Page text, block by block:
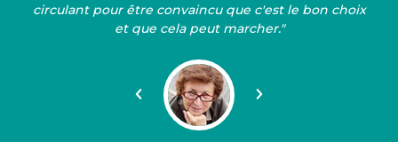
circulant pour être convaincu que c'est le bon choix
et que cela peut marcher."
Précédent Suivant